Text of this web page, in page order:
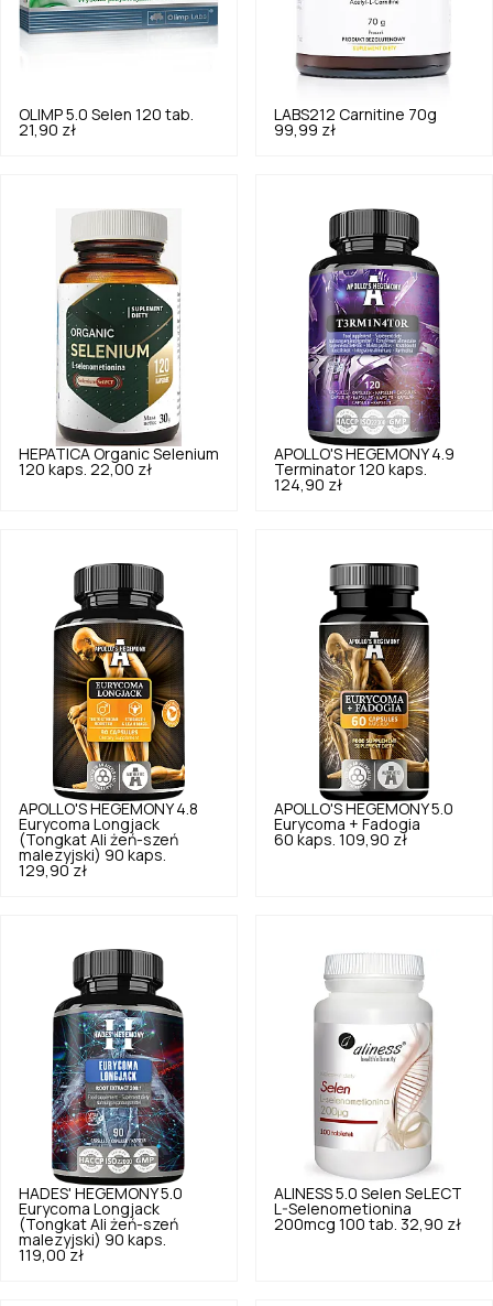
OLIMP 5.0 Selen 120 tab.
21,90 zł
LABS212 Carnitine 70g
99,99 zł
HEPATICA Organic Selenium
120 kaps. 22,00 zł
APOLLO'S HEGEMONY 4.9
Terminator 120 kaps.
124,90 zł
APOLLO'S HEGEMONY 4.8
Eurycoma Longjack
(Tongkat Ali żeń-szeń
malezyjski) 90 kaps.
129,90 zł
APOLLO'S HEGEMONY 5.0
Eurycoma + Fadogia
60 kaps. 109,90 zł
HADES' HEGEMONY 5.0
Eurycoma Longjack
(Tongkat Ali żeń-szeń
malezyjski) 90 kaps.
119,00 zł
ALINESS 5.0 Selen SeLECT
L-Selenometionina
200mcg 100 tab. 32,90 zł